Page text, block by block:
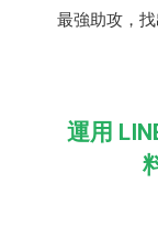
最強助攻，找
運用